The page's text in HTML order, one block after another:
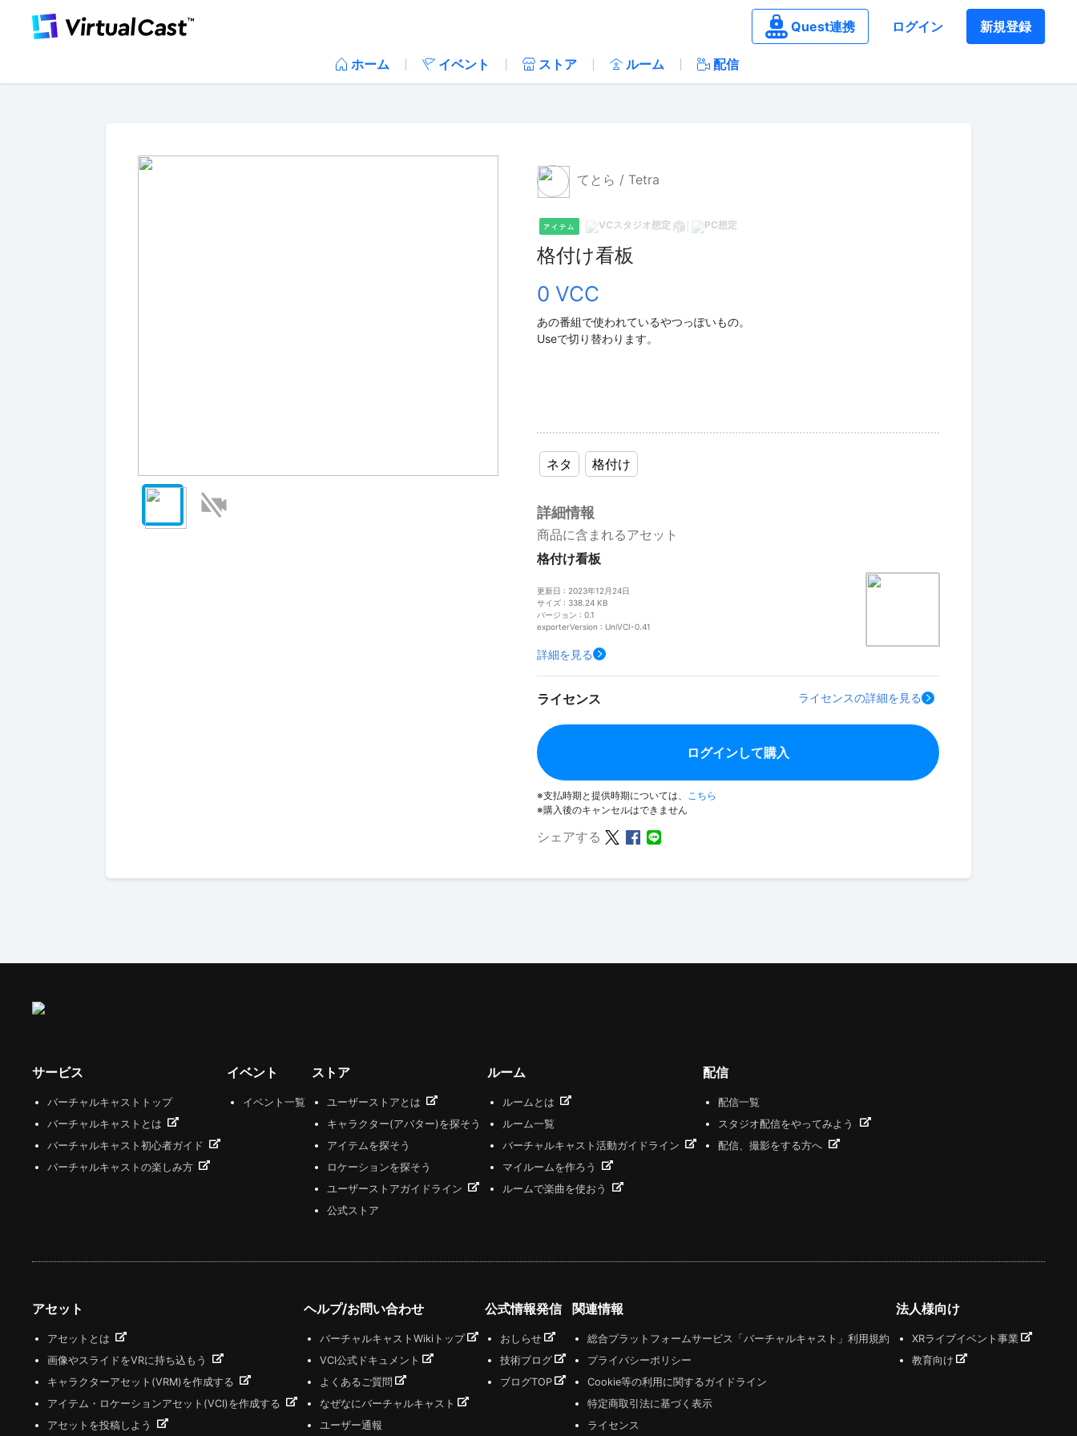
Quest連携 ログイン 新規登録
ホーム イベント ストア ルーム 配信
てとら / Tetra
アイテム
格付け看板
0 VCC
あの番組で使われているやつっぽいもの。
Useで切り替わります。
ネタ 格付け
詳細情報
商品に含まれるアセット
格付け看板
更新日 : 2023年12月24日
サイズ : 338.24 KB
バージョン : 0.1
exporterVersion : UniVCI-0.41
詳細を見る
ライセンス ライセンスの詳細を見る
ログインして購入
※支払時期と提供時期については、 こちら
※購入後のキャンセルはできません
シェアする
サービス
バーチャルキャストトップ
バーチャルキャストとは
バーチャルキャスト初心者ガイド
バーチャルキャストの楽しみ方
イベント
イベント一覧
ストア
ユーザーストアとは
キャラクター(アバター)を探そう
アイテムを探そう
ロケーションを探そう
ユーザーストアガイドライン
公式ストア
ルーム
ルームとは
ルーム一覧
バーチャルキャスト活動ガイドライン
マイルームを作ろう
ルームで楽曲を使おう
配信
配信一覧
スタジオ配信をやってみよう
配信、撮影をする方へ
アセット
アセットとは
画像やスライドをVRに持ち込もう
キャラクターアセット(VRM)を作成する
アイテム・ロケーションアセット(VCI)を作成する
アセットを投稿しよう
ヘルプ/お問い合わせ
バーチャルキャストWikiトップ
VCI公式ドキュメント
よくあるご質問
なぜなにバーチャルキャスト
ユーザー通報
公式情報発信
おしらせ
技術ブログ
ブログTOP
関連情報
総合プラットフォームサービス「バーチャルキャスト」利用規約
プライバシーポリシー
Cookie等の利用に関するガイドライン
特定商取引法に基づく表示
ライセンス
法人様向け
XRライブイベント事業
教育向け